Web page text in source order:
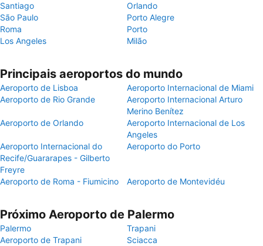
Santiago
Orlando
São Paulo
Porto Alegre
Roma
Porto
Los Angeles
Milão
Principais aeroportos do mundo
Aeroporto de Lisboa
Aeroporto Internacional de Miami
Aeroporto de Rio Grande
Aeroporto Internacional Arturo
Merino Benítez
Aeroporto de Orlando
Aeroporto Internacional de Los
Angeles
Aeroporto Internacional do
Recife/Guararapes - Gilberto
Freyre
Aeroporto do Porto
Aeroporto de Roma - Fiumicino Aeroporto de Montevidéu
Próximo Aeroporto de Palermo
Palermo
Trapani
Aeroporto de Trapani
Sciacca